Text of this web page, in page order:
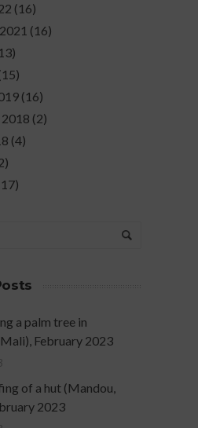
(16)
(16)
(16)
(2)
(4)
a palm tree in
February 2023
of a hut (Mandou,
2023